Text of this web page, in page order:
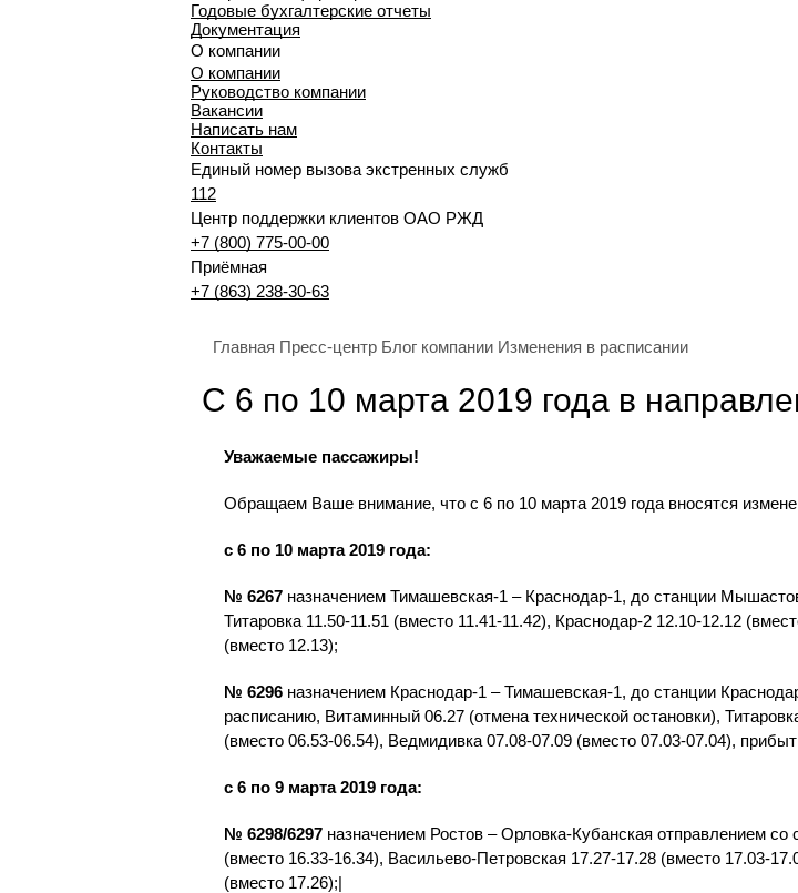
Годовые бухгалтерские отчеты
Документация
О компании
О компании
Руководство компании
Вакансии
Написать нам
Контакты
Единый номер вызова экстренных служб
112
Центр поддержки клиентов ОАО РЖД
+7 (800) 775-00-00
Приёмная
+7 (863) 238-30-63
Главная Пресс-центр Блог компании Изменения в расписании
С 6 по 10 марта 2019 года в
Уважаемые пассажиры!
Обращаем Ваше внимание, что с 6 по 10 марта 2019 года вносятся
с 6 по 10 марта 2019 года:
№ 6267 назначением Тимашевская-1 – Краснодар-1, до станции
Титаровка 11.50-11.51 (вместо 11.41-11.42), Краснодар-2 12.10-12.12
(вместо 12.13);
№ 6296 назначением Краснодар-1 – Тимашевская-1, до станции
расписанию, Витаминный 06.27 (отмена технической остановки),
(вместо 06.53-06.54), Ведмидивка 07.08-07.09 (вместо 07.03-07.04),
с 6 по 9 марта 2019 года:
№ 6298/6297 назначением Ростов – Орловка-Кубанская отправлением
(вместо 16.33-16.34), Васильево-Петровская 17.27-17.28 (вместо 17.03-
(вместо 17.26);|